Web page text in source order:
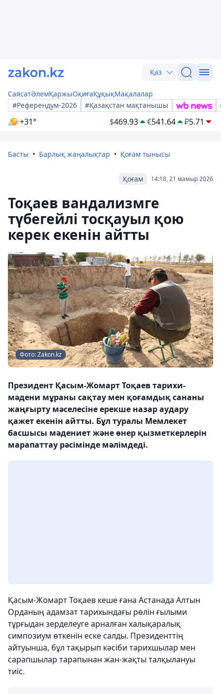
Қаз
СаясатӘлемҚаржыОқиғаҚұқықМақалалар
#Референдум-2026
#Қазақстан мақтанышы
+31° $469.93 €541.64 ₽5.71
Басты Барлық жаңалықтар Қоғам тынысы
14:18, 21 мамыр 2026
Қоғам
Тоқаев вандализмге
түбегейлі тосқауыл қою
керек екенін айтты
Фото: Zakon.kz
Президент Қасым-Жомарт Тоқаев тарихи-
мәдени мұраны сақтау мен қоғамдық сананы
жаңғырту мәселесіне ерекше назар аудару
қажет екенін айтты. Бұл туралы Мемлекет
басшысы мәдениет және өнер қызметкерлерін
марапаттау рәсімінде мәлімдеді.
Қасым-Жомарт Тоқаев кеше ғана Астанада Алтын
Орданың адамзат тарихындағы рөлін ғылыми
тұрғыдан зерделеуге арналған халықаралық
симпозиум өткенін еске салды. Президенттің
айтуынша, бұл тақырып кәсіби тарихшылар мен
сарапшылар тарапынан жан-жақты талқылануы
тиіс.